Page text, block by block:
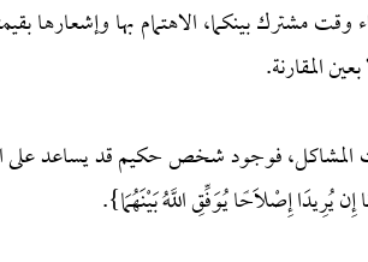
مشترك بينكما، الاهتمام بها وإشعارها
المقارنة.
فوجود شخص حكيم قد يساعد على
يُرِيدَا إِصْلَاحًا يُوَفِّقِ اللَّهُ بَيْنَهُمَا}.